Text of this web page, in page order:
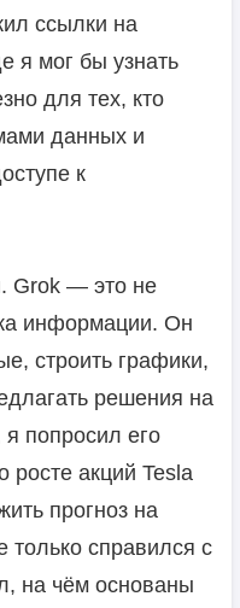
ссылки на
я мог бы узнать
для тех, кто
данных и
к
Grok — это не
информации. Он
строить графики,
решения на
попросил его
росте акций Tesla
прогноз на
справился с
на чём основаны